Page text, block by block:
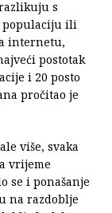
s
populaciju ili
internetu,
postotak
i 20 posto
pročitao je
više, svaka
vrijeme
se i ponašanje
na razdoblje